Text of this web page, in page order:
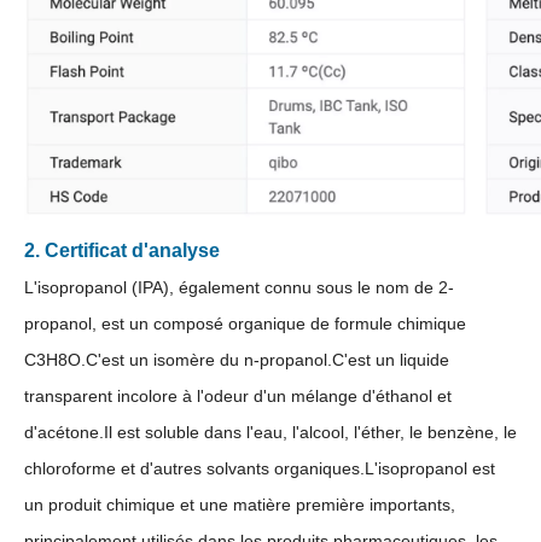
Acétate de vinyle d'usine de synthèse liquide Acétate de vinyle liquide d'usine de qualité industrielle
2. Certificat d'analyse
L'isopropanol (IPA), également connu sous le nom de 2-
propanol, est un composé organique de formule chimique
C3H8O.C'est un isomère du n-propanol.C'est un liquide
transparent incolore à l'odeur d'un mélange d'éthanol et
d'acétone.Il est soluble dans l'eau, l'alcool, l'éther, le benzène, le
chloroforme et d'autres solvants organiques.L'isopropanol est
un produit chimique et une matière première importants,